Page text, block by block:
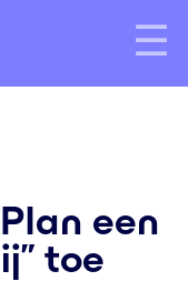
een
toe